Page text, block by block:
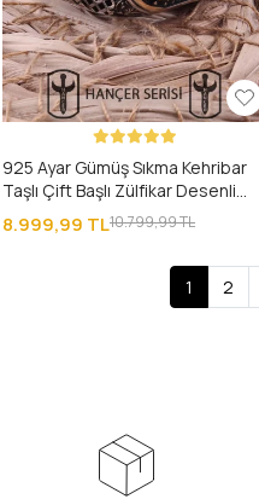
925 Ayar Gümüş Sıkma Kehribar
Taşlı Çift Başlı Zülfikar Desenli
Erkek Yüzük
8.999,99 TL10.799,99 TL
1 2